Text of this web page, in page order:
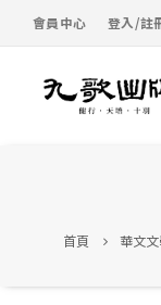
會員中心 登入/註
首頁 華文